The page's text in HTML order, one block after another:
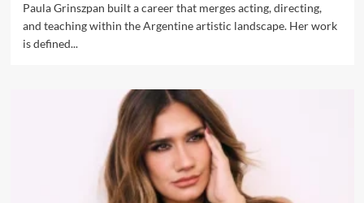
Paula Grinszpan built a career that merges acting, directing,
and teaching within the Argentine artistic landscape. Her work
is defined...